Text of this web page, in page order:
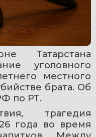
Татарстана
уголовного
местного
брата. Об
по РТ.
трагедия
года во время